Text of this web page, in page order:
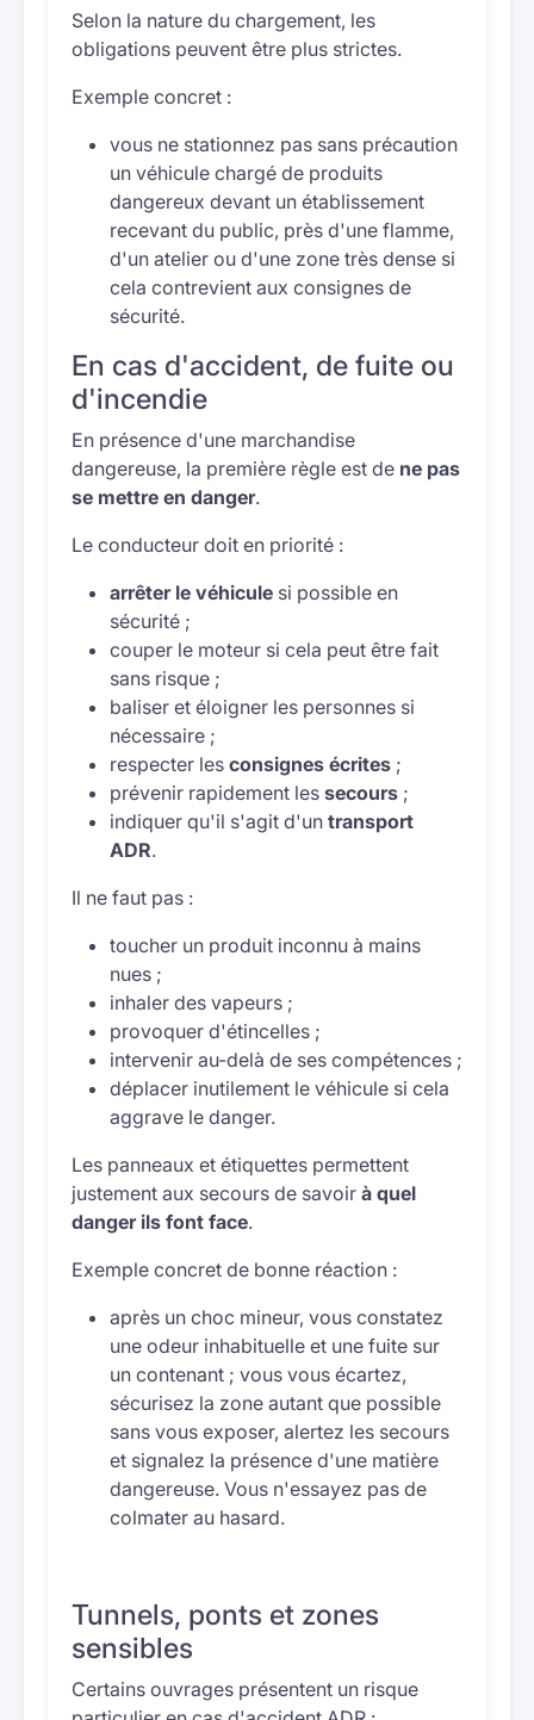
Selon la nature du chargement, les
obligations peuvent être plus strictes.
Exemple concret :
vous ne stationnez pas sans précaution
un véhicule chargé de produits
dangereux devant un établissement
recevant du public, près d'une flamme,
d'un atelier ou d'une zone très dense si
cela contrevient aux consignes de
sécurité.
En cas d'accident, de fuite ou
d'incendie
En présence d'une marchandise
dangereuse, la première règle est de ne pas
se mettre en danger.
Le conducteur doit en priorité :
arrêter le véhicule si possible en
sécurité ;
couper le moteur si cela peut être fait
sans risque ;
baliser et éloigner les personnes si
nécessaire ;
respecter les consignes écrites ;
prévenir rapidement les secours ;
indiquer qu'il s'agit d'un transport
ADR.
Il ne faut pas :
toucher un produit inconnu à mains
nues ;
inhaler des vapeurs ;
provoquer d'étincelles ;
intervenir au-delà de ses compétences ;
déplacer inutilement le véhicule si cela
aggrave le danger.
Les panneaux et étiquettes permettent
justement aux secours de savoir à quel
danger ils font face.
Exemple concret de bonne réaction :
après un choc mineur, vous constatez
une odeur inhabituelle et une fuite sur
un contenant ; vous vous écartez,
sécurisez la zone autant que possible
sans vous exposer, alertez les secours
et signalez la présence d'une matière
dangereuse. Vous n'essayez pas de
colmater au hasard.
Tunnels, ponts et zones
sensibles
Certains ouvrages présentent un risque